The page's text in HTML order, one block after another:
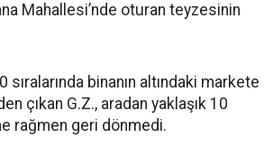
Mahallesi’nde oturan teyzesinin
binanın altındaki markete
çıkan G.Z., aradan yaklaşık 10
rağmen geri dönmedi.